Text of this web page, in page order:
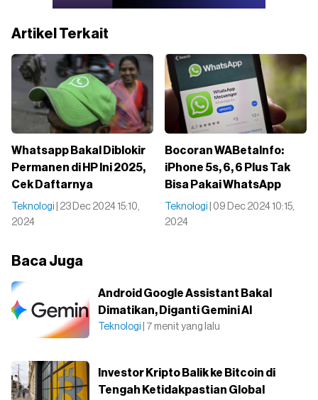
Artikel Terkait
Whatsapp Bakal Diblokir
Permanen di HP Ini 2025,
Cek Daftarnya
Teknologi
| 23 Dec 2024 15:10,
2024
Bocoran WABetaInfo:
iPhone 5s, 6, 6 Plus Tak
Bisa Pakai WhatsApp
Teknologi
| 09 Dec 2024 10:15,
2024
Baca Juga
Android Google Assistant Bakal
Dimatikan, Diganti Gemini AI
Teknologi | 7 menit yang lalu
Investor Kripto Balik ke Bitcoin di
Tengah Ketidakpastian Global